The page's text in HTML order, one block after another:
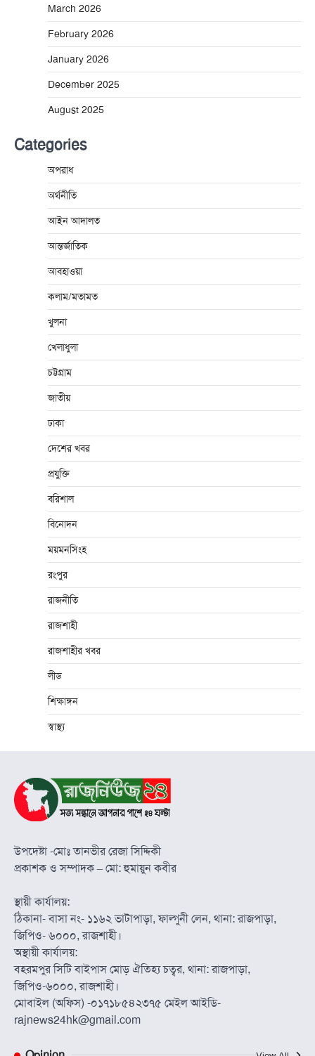
March 2026
February 2026
January 2026
December 2025
August 2025
Categories
অপরাধ
অর্থনীতি
আইন আদালত
আন্তর্জাতিক
আবহাওয়া
কলাম/মতামত
খুলনা
খেলাধুলা
চট্টগ্রাম
জাতীয়
ঢাকা
দেশের খবর
প্রযুক্তি
বরিশাল
বিনোদন
ময়মনসিংহ
রংপুর
রাজনীতি
রাজশাহী
রাজশাহীর খবর
লীড
শিক্ষাঙ্গন
স্বাস্থ্য
উপদেষ্টা -মোঃ তানভীর রেজা সিদ্দিকী
প্রকাশক ও সম্পাদক – মো: হুমায়ুন কবীর
স্থায়ী কার্যালয়:
ঠিকানা- বাসা নং- ১১৬২ ভাটাপাড়া, ফাল্গুনী লেন, থানা: রাজপাড়া,
জিপিও- ৬০০০, রাজশাহী।
অস্থায়ী কার্যালয়:
বহরমপুর সিটি বাইপাস মোড় ঐতিহ্য চত্বর, থানা: রাজপাড়া,
জিপিও-৬০০০, রাজশাহী।
মোবাইল (অফিস) -০১৭১৮৫৪২৩৭৫ মেইল আইডি-
rajnews24hk@gmail.com